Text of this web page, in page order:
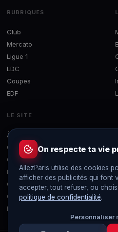
RUBRIQUES
Club
Mercato
Ligue 1
LDC
Coupes
EDF
LE SITE
À propos
Concours
Contact
Mentions légales
Confidentialité
Gérer les cookies
Flux RSS
On respecte ta vie
AllezParis utilise des cookies
afficher des publicités qui font
accepter, tout refuser, ou
politique de confidentialité.
Personnaliser